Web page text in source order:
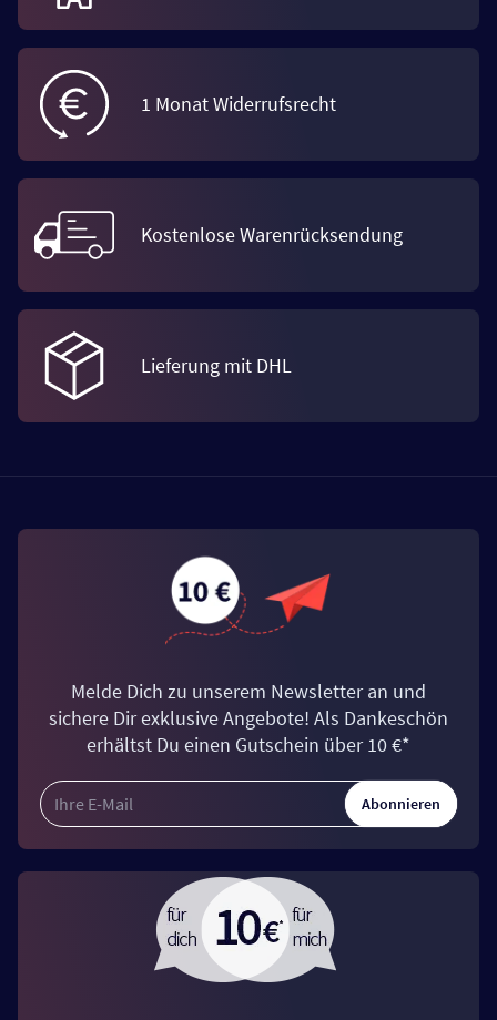
1 Monat Widerrufsrecht
Kostenlose Warenrücksendung
Lieferung mit DHL
Melde Dich zu unserem Newsletter an und
sichere Dir exklusive Angebote! Als Dankeschön
erhältst Du einen Gutschein über 10 €*
Abonnieren